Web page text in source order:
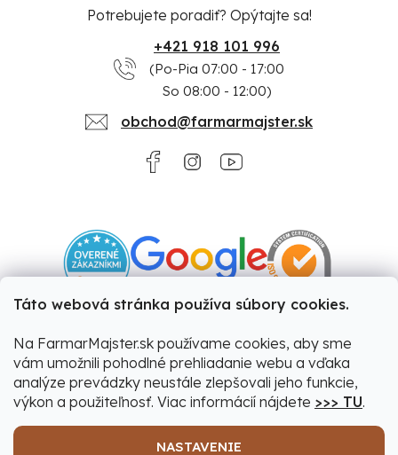
Táto webová stránka používa súbory cookies.
Na FarmarMajster.sk používame cookies, aby sme
vám umožnili pohodlné prehliadanie webu a vďaka
analýze prevádzky neustále zlepšovali jeho funkcie,
výkon a použiteľnosť. Viac informácií nájdete >>> TU.
NASTAVENIE
Potrebujete poradiť? Opýtajte sa!
+421 918 101 996
(Po-Pia 07:00 - 17:00
So 08:00 - 12:00)
obchod@farmarmajster.sk